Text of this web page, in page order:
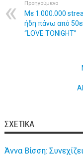
Προηγούμενο
Με 1.000.000
ήδη πάνω από
“LOVE TONIGHT”
ΣΧΕΤΙΚΆ
Άννα Βίσση: